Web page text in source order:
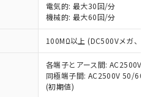
電気的: 最大30回/分
機械的: 最大60回/分
100MΩ以上 (DC500Vメガ、点
各端子とアース間: AC2500V
同極端子間: AC2500V 50/
(初期値)
対象外となる商品もある
ください。
び標準価格照会結果は、
更新日時点での社内デー
成されるものであり、閲
での実際の在庫および標
なる場合があることをご
と判明した場合などや
とがあります。
以下、ポリ臭化ビフェニル
ポリ臭化ジフェニルエーテル類
ことを示します。
。当社販売部門へお問
値 (GB/T26572)：
水銀) : 1000ppm、 Cd(カドミウ
、 PBBs(ポリ臭化ビフェ
ら貴社製品のうち、外国
国貿易法に定める商品
貨物等」という）を輸出
の提供する場合は、日本
許可(または役務取引許
などの必要な手続きを